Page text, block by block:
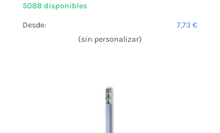
5088 disponibles
Desde: 7,73€
(sin personalizar)